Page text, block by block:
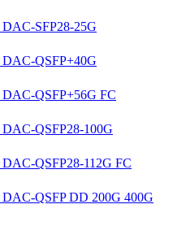
SFP28-25G
QSFP+40G
QSFP+56G FC
QSFP28-100G
QSFP28-112G FC
QSFP DD 200G 400G